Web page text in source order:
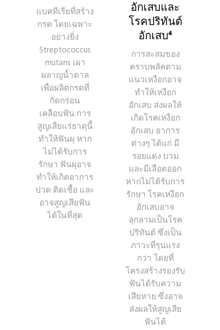
แบคทีเรียที่สร้าง
กรด โดยเฉพาะ
อย่างยิ่ง
Streptococcus
mutans เผา
ผลาญน้ำตาล
เพื่อผลิตกรดที่
กัดกร่อน
เคลือบฟัน การ
สูญเสียแร่ธาตุนี้
ทำให้ฟันผุ หาก
ไม่ได้รับการ
รักษา ฟันผุอาจ
ทำให้เกิดอาการ
ปวด ติดเชื้อ และ
อาจสูญเสียฟัน
ได้ในที่สุด
อักเสบและ
โรคปริทันต์
อักเสบ4
การสะสมของ
คราบพลัคตาม
แนวเหงือกอาจ
ทำให้เหงือก
อักเสบ ส่งผลให้
เกิดโรคเหงือก
อักเสบ อาการ
ต่างๆ ได้แก่ มี
รอยแดง บวม
และมีเลือดออก
หากไม่ได้รับการ
รักษา โรคเหงือก
อักเสบอาจ
ลุกลามเป็นโรค
ปริทันต์ ซึ่งเป็น
ภาวะที่รุนแรง
กว่า โดยที่
โครงสร้างรองรับ
ฟันได้รับความ
เสียหาย ซึ่งอาจ
ส่งผลให้สูญเสีย
ฟันได้